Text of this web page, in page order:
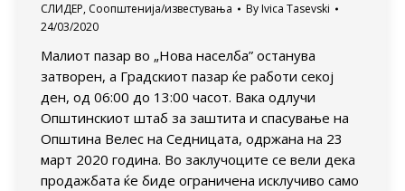
СЛИДЕР, Соопштенија/известувања By Ivica Tasevski
24/03/2020
Малиот пазар во „Нова населба” останува
затворен, а Градскиот пазар ќе работи секој
ден, од 06:00 до 13:00 часот. Вака одлучи
Општинскиот штаб за заштита и спасување на
Општина Велес на Седницата, одржана на 23
март 2020 година. Во заклучоците се вели дека
продажбата ќе биде ограничена исклучиво само